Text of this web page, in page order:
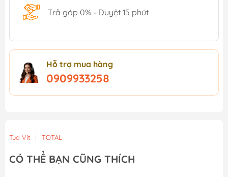
Trả góp 0% - Duyệt 15 phút
Hỗ trợ mua hàng
0909933258
Tua Vít | TOTAL
CÓ THỂ BẠN CŨNG THÍCH